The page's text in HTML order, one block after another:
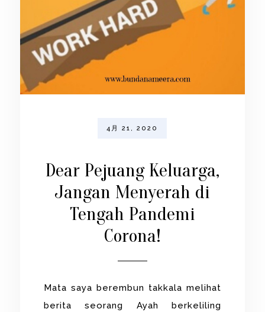
4月 21, 2020
Dear Pejuang Keluarga,
Jangan Menyerah di
Tengah Pandemi
Corona!
Mata saya berembun takkala melihat
berita seorang Ayah berkeliling